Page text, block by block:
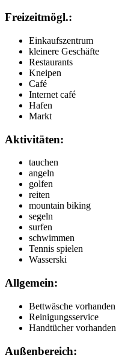
Freizeitmögl.:
Einkaufszentrum
kleinere Geschäfte
Restaurants
Kneipen
Café
Internet café
Hafen
Markt
Aktivitäten:
tauchen
angeln
golfen
reiten
mountain biking
segeln
surfen
schwimmen
Tennis spielen
Wasserski
Allgemein:
Bettwäsche vorhanden
Reinigungsservice
Handtücher vorhanden
Außenbereich: